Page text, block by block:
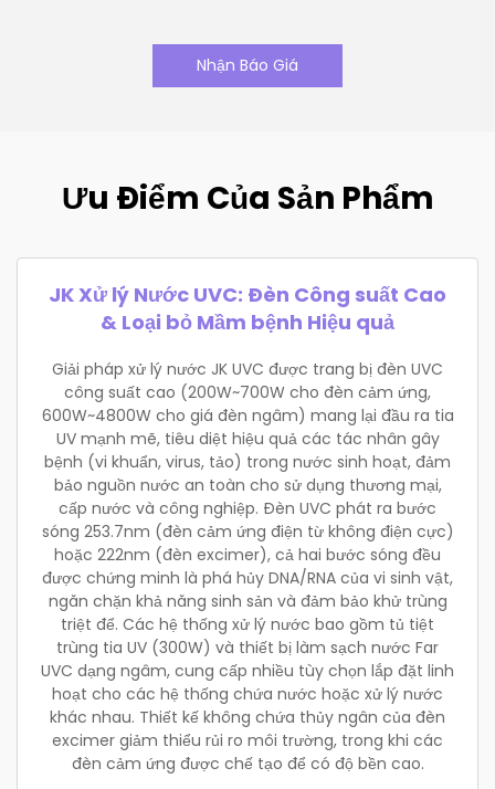
Nhận Báo Giá
Ưu Điểm Của Sản Phẩm
JK Xử lý Nước UVC: Đèn Công suất Cao
& Loại bỏ Mầm bệnh Hiệu quả
Giải pháp xử lý nước JK UVC được trang bị đèn UVC
công suất cao (200W~700W cho đèn cảm ứng,
600W~4800W cho giá đèn ngâm) mang lại đầu ra tia
UV mạnh mẽ, tiêu diệt hiệu quả các tác nhân gây
bệnh (vi khuẩn, virus, tảo) trong nước sinh hoạt, đảm
bảo nguồn nước an toàn cho sử dụng thương mại,
cấp nước và công nghiệp. Đèn UVC phát ra bước
sóng 253.7nm (đèn cảm ứng điện từ không điện cực)
hoặc 222nm (đèn excimer), cả hai bước sóng đều
được chứng minh là phá hủy DNA/RNA của vi sinh vật,
ngăn chặn khả năng sinh sản và đảm bảo khử trùng
triệt để. Các hệ thống xử lý nước bao gồm tủ tiệt
trùng tia UV (300W) và thiết bị làm sạch nước Far
UVC dạng ngâm, cung cấp nhiều tùy chọn lắp đặt linh
hoạt cho các hệ thống chứa nước hoặc xử lý nước
khác nhau. Thiết kế không chứa thủy ngân của đèn
excimer giảm thiểu rủi ro môi trường, trong khi các
đèn cảm ứng được chế tạo để có độ bền cao.